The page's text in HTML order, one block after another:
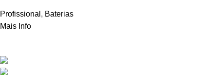
Profissional , Baterias
Mais Info